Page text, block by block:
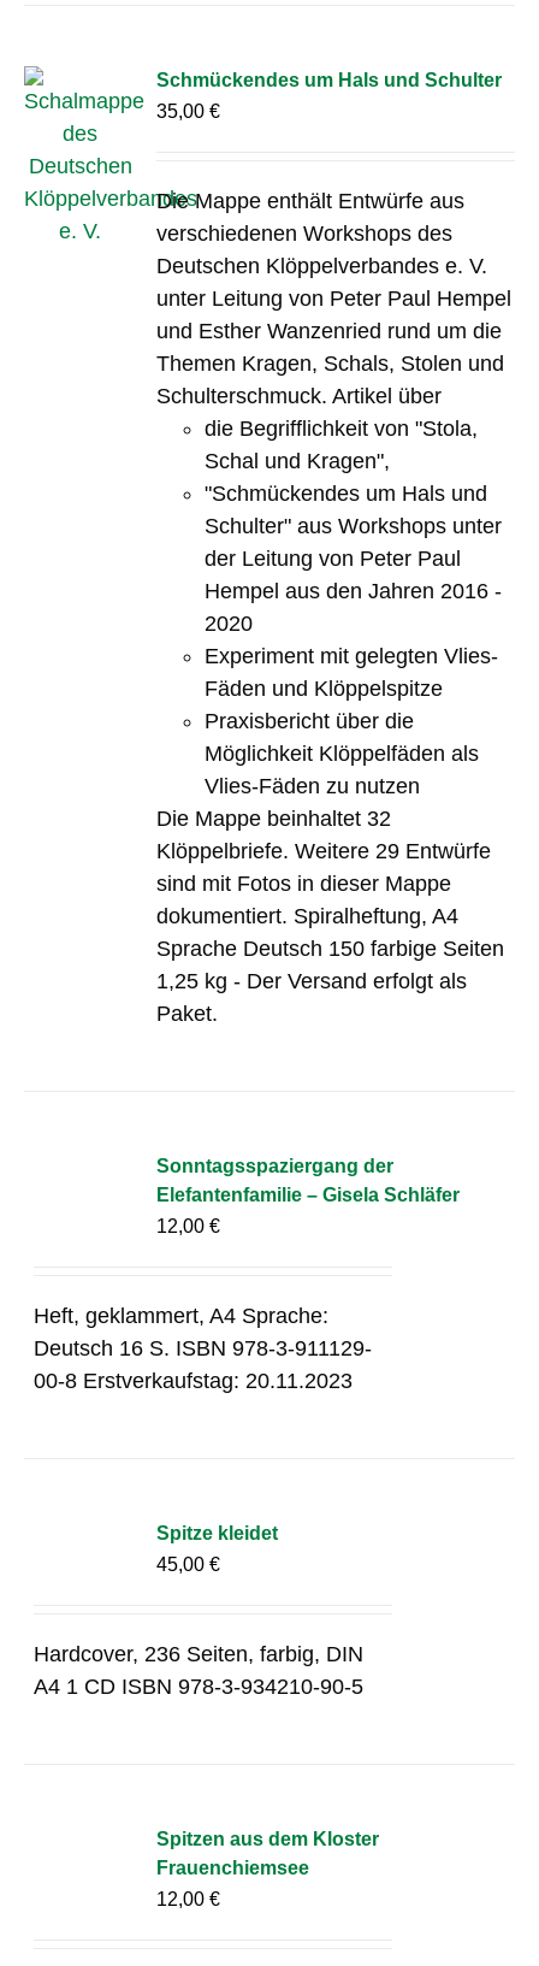
Schmückendes um Hals und Schulter
35,00€
Die Mappe enthält Entwürfe aus
verschiedenen Workshops des
Deutschen Klöppelverbandes e. V.
unter Leitung von Peter Paul Hempel
und Esther Wanzenried rund um die
Themen Kragen, Schals, Stolen und
Schulterschmuck. Artikel über
die Begrifflichkeit von "Stola,
Schal und Kragen",
"Schmückendes um Hals und
Schulter" aus Workshops unter
der Leitung von Peter Paul
Hempel aus den Jahren 2016 -
2020
Experiment mit gelegten Vlies-
Fäden und Klöppelspitze
Praxisbericht über die
Möglichkeit Klöppelfäden als
Vlies-Fäden zu nutzen
Die Mappe beinhaltet 32
Klöppelbriefe. Weitere 29 Entwürfe
sind mit Fotos in dieser Mappe
dokumentiert. Spiralheftung, A4
Sprache Deutsch 150 farbige Seiten
1,25 kg - Der Versand erfolgt als
Paket.
Sonntagsspaziergang der
Elefantenfamilie – Gisela Schläfer
12,00€
Heft, geklammert, A4 Sprache:
Deutsch 16 S. ISBN 978-3-911129-
00-8 Erstverkaufstag: 20.11.2023
Spitze kleidet
45,00€
Hardcover, 236 Seiten, farbig, DIN
A4 1 CD ISBN 978-3-934210-90-5
Spitzen aus dem Kloster
Frauenchiemsee
12,00€